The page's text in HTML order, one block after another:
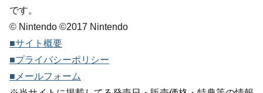
です。
© Nintendo ©2017 Nintendo
■サイト概要
■プライバシーポリシー
■メールフォーム